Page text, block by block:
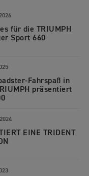
für die TRIUMPH
Sport 660
Fahrspaß in
präsentiert
EINE TRIDENT